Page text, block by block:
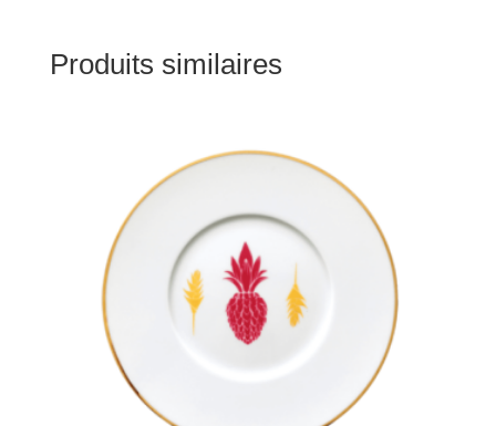
Produits similaires